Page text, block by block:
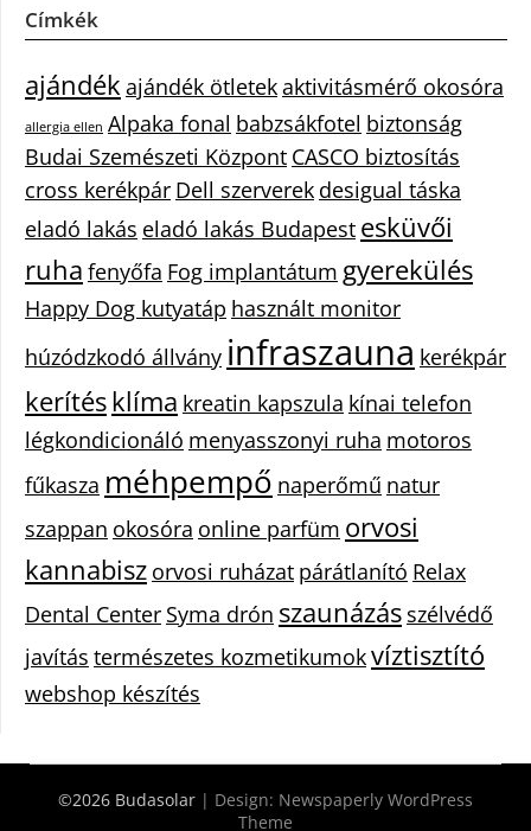
Címkék
ajándékajándék ötletekaktivitásmérő okosóra
allergia ellen Alpaka fonal babzsákfotel biztonság
Budai Szemészeti Központ CASCO biztosítás
cross kerékpár Dell szerverek desigual táska
eladó lakás eladó lakás Budapest esküvői
ruha fenyőfa Fog implantátum gyerekülés
Happy Dog kutyatáp használt monitor
húzódzkodó állvány infraszauna kerékpár
kerítésklíma kreatin kapszula kínai telefon
légkondicionáló menyasszonyi ruha motoros
fűkasza méhpempő naperőmű natur
szappan okosóra online parfüm orvosi
kannabisz orvosi ruházat párátlanító Relax
Dental Center Syma drón szaunázás szélvédő
javítás természetes kozmetikumokvíztisztító
webshop készítés
©2026 Budasolar | Design: Newspaperly WordPress
Theme